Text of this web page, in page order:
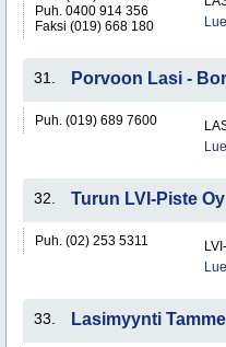
Puh. 0400 914 356
Faksi (019) 668 180
31. Porvoon Lasi -
Puh. (019) 689 7600
32. Turun LVI-Piste Oy
Puh. (02) 253 5311
33. Lasimyynti